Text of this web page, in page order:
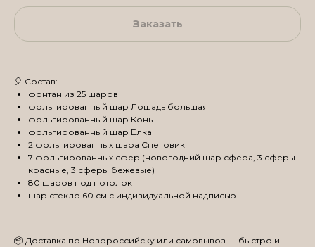
Заказать
🎈 Состав:
фонтан из 25 шаров
фольгированный шар Лошадь большая
фольгированный шар Конь
фольгированный шар Елка
2 фольгированных шара Снеговик
7 фольгированных сфер (новогодний шар сфера, 3 сферы
красные, 3 сферы бежевые)
80 шаров под потолок
шар стекло 60 см с индивидуальной надписью
📦 Доставка по Новороссийску или самовывоз — быстро и